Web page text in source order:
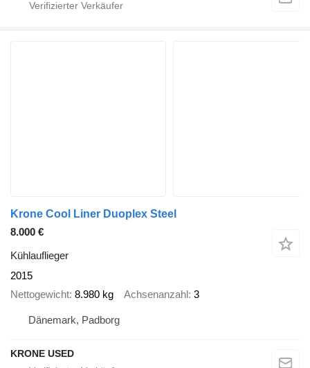
Krone Cool Liner Duoplex Steel
8.000 €
Kühlauflieger
2015
Nettogewicht 8.980 kg Achsenanzahl 3
Dänemark, Padborg
KRONE USED